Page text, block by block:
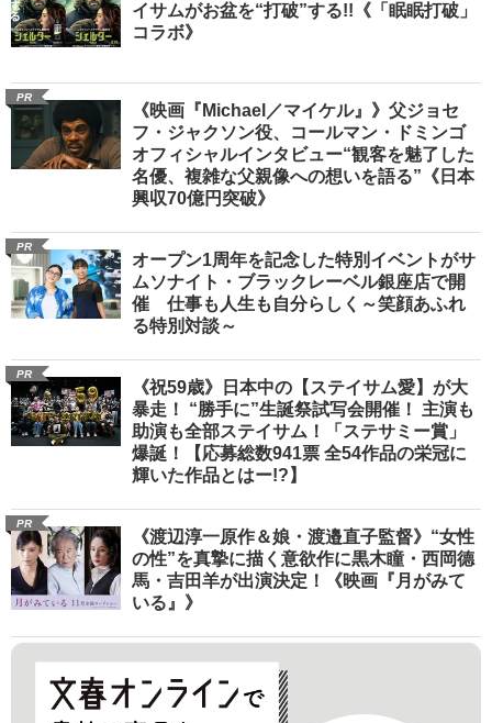
イサムがお盆を“打破”する!!《「眠眠打破」
コラボ》
PR
《映画『Michael／マイケル』》父ジョセ
フ・ジャクソン役、コールマン・ドミンゴ
オフィシャルインタビュー“観客を魅了した
名優、複雑な父親像への想いを語る”《日本
興収70億円突破》
PR
オープン1周年を記念した特別イベントがサ
ムソナイト・ブラックレーベル銀座店で開
催 仕事も人生も自分らしく～笑顔あふれ
る特別対談～
PR
《祝59歳》日本中の【ステイサム愛】が大
暴走！ “勝手に”生誕祭試写会開催！ 主演も
助演も全部ステイサム！「ステサミー賞」
爆誕！【応募総数941票 全54作品の栄冠に
輝いた作品とはー!?】
PR
《渡辺淳一原作＆娘・渡邉直子監督》“女性
の性”を真摯に描く意欲作に黒木瞳・西岡德
馬・吉田羊が出演決定！《映画『月がみて
いる』》